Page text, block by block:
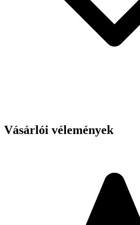
Vásárlói vélemények